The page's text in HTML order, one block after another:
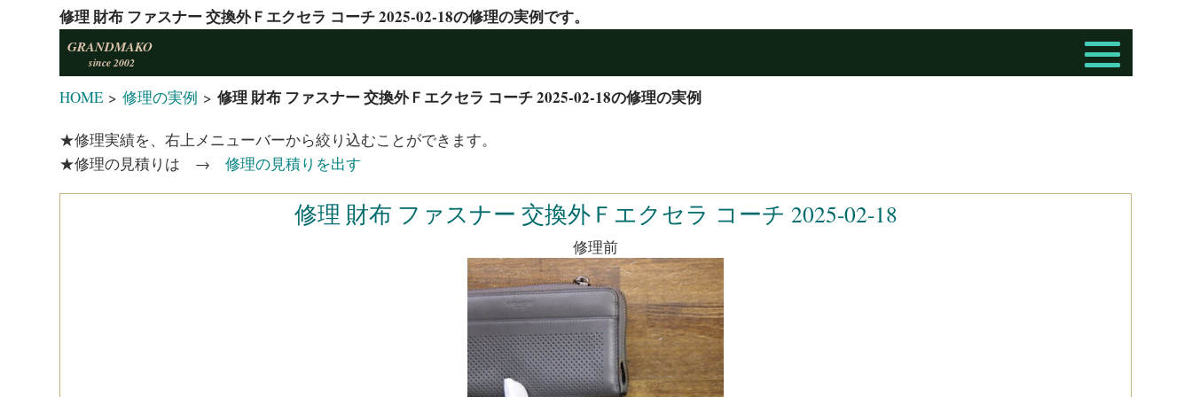
修理 財布 ファスナー 交換外Ｆエクセラ コーチ 2025-02-18の修理の実例です。
GRANDMAKO
since 2002
HOME >修理の実例 >修理 財布 ファスナー 交換外Ｆエクセラ コーチ 2025-02-18の修理の実例
★修理実績を、右上メニューバーから絞り込むことができます。
★修理の見積りは →修理の見積りを出す
修理 財布 ファスナー 交換外Ｆエクセラ コーチ 2025-02-18
修理前